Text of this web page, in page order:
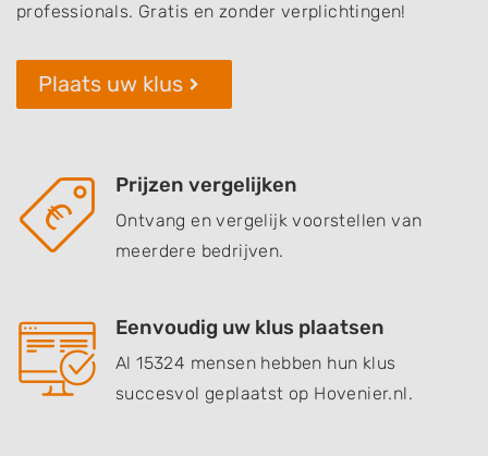
professionals. Gratis en zonder verplichtingen!
Plaats uw klus
Prijzen vergelijken
Ontvang en vergelijk voorstellen van
meerdere bedrijven.
Eenvoudig uw klus plaatsen
Al 15324 mensen hebben hun klus
succesvol geplaatst op Hovenier.nl.